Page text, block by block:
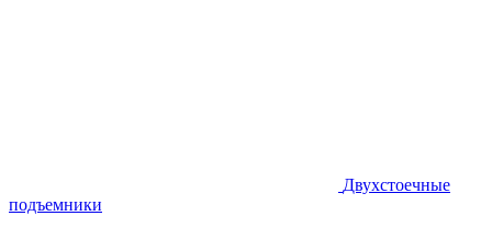
Двухстоечные
подъемники